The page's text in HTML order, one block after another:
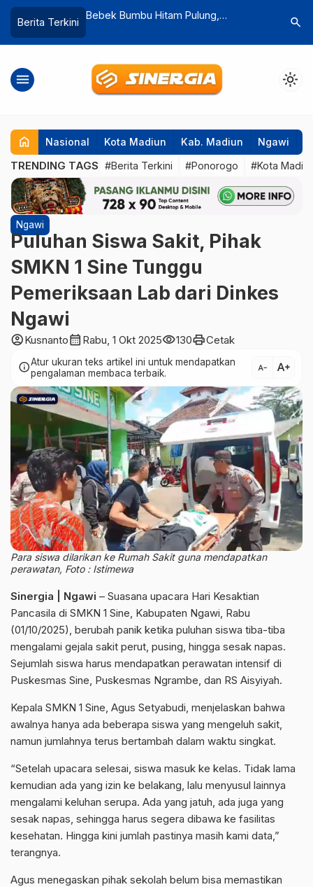
Berita Terkini
Lidah
Ratusan Atlet Taekwondo dari Seluruh
Danlanud Iswahjudi Cup 2025
search
menu light_mode
home Nasional Kota Madiun Kab. Madiun Ngawi
TRENDING TAGS #Berita Terkini #Ponorogo #Kota
Ngawi
Puluhan Siswa Sakit, Pihak
SMKN 1 Sine Tunggu
Pemeriksaan Lab dari Dinkes
Ngawi
account_circleKusnantocalendar_month Rabu, 1 Okt 2025visibility130printCetak
infoAtur ukuran teks artikel ini untuk mendapatkan
pengalaman membaca terbaik.
text_decrease text_increase
Para siswa dilarikan ke Rumah Sakit guna mendapatkan
perawatan, Foto : Istimewa
Sinergia | Ngawi – Suasana upacara Hari Kesaktian
Pancasila di SMKN 1 Sine, Kabupaten Ngawi, Rabu
(01/10/2025), berubah panik ketika puluhan siswa tiba-tiba
mengalami gejala sakit perut, pusing, hingga sesak napas.
Sejumlah siswa harus mendapatkan perawatan intensif di
Puskesmas Sine, Puskesmas Ngrambe, dan RS Aisyiyah.
Kepala SMKN 1 Sine, Agus Setyabudi, menjelaskan bahwa
awalnya hanya ada beberapa siswa yang mengeluh sakit,
namun jumlahnya terus bertambah dalam waktu singkat.
“Setelah upacara selesai, siswa masuk ke kelas. Tidak lama
kemudian ada yang izin ke belakang, lalu menyusul lainnya
mengalami keluhan serupa. Ada yang jatuh, ada juga yang
sesak napas, sehingga harus segera dibawa ke fasilitas
kesehatan. Hingga kini jumlah pastinya masih kami data,”
terangnya.
Agus menegaskan pihak sekolah belum bisa memastikan